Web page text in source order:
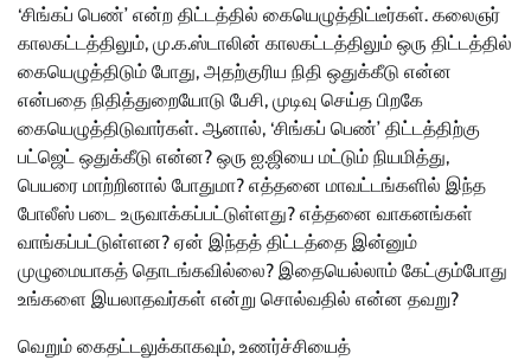
‘சிங்கப் பெண்’ என்ற திட்டத்தில் கையெழுத்திட்டீர்கள். கலைஞர்
காலகட்டத்திலும், மு.க.ஸ்டாலின் காலகட்டத்திலும் ஒரு திட்டத்தில்
கையெழுத்திடும் போது, அதற்குரிய நிதி ஒதுக்கீடு என்ன
என்பதை நிதித்துறையோடு பேசி, முடிவு செய்த பிறகே
கையெழுத்திடுவார்கள். ஆனால், ‘சிங்கப் பெண்’ திட்டத்திற்கு
பட்ஜெட் ஒதுக்கீடு என்ன? ஒரு ஐ.ஜியை மட்டும் நியமித்து,
பெயரை மாற்றினால் போதுமா? எத்தனை மாவட்டங்களில் இந்த
போலீஸ் படை உருவாக்கப்பட்டுள்ளது? எத்தனை வாகனங்கள்
வாங்கப்பட்டுள்ளன? ஏன் இந்தத் திட்டத்தை இன்னும்
முழுமையாகத் தொடங்கவில்லை? இதையெல்லாம் கேட்கும்போது
உங்களை இயலாதவர்கள் என்று சொல்வதில் என்ன தவறு?
வெறும் கைதட்டலுக்காகவும், உணர்ச்சியைத்